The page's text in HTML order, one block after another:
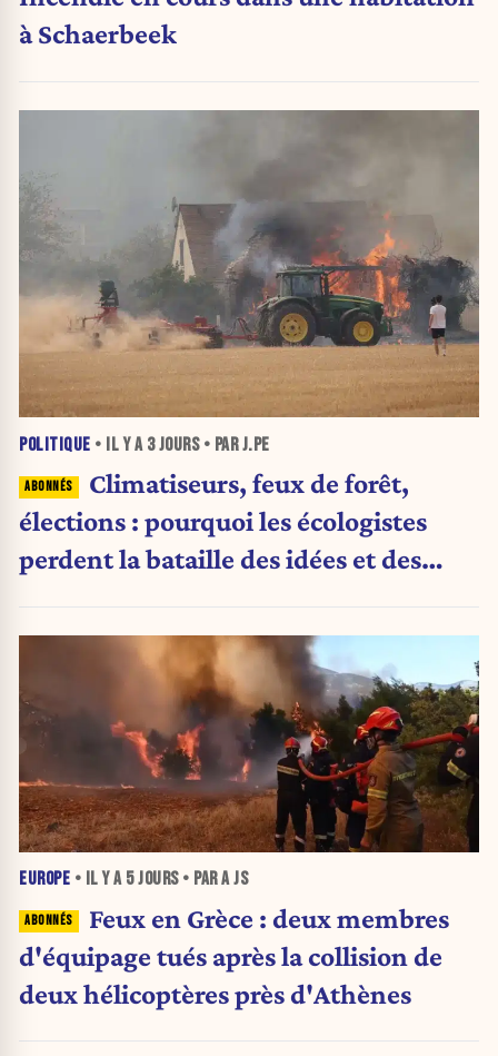
à Schaerbeek
POLITIQUE • IL Y A 3 JOURS• PAR J.PE
Climatiseurs, feux de forêt,
élections : pourquoi les écologistes
perdent la bataille des idées et des
EUROPE • IL Y A 5 JOURS• PAR A JS
Feux en Grèce : deux membres
d'équipage tués après la collision de
deux hélicoptères près d'Athènes